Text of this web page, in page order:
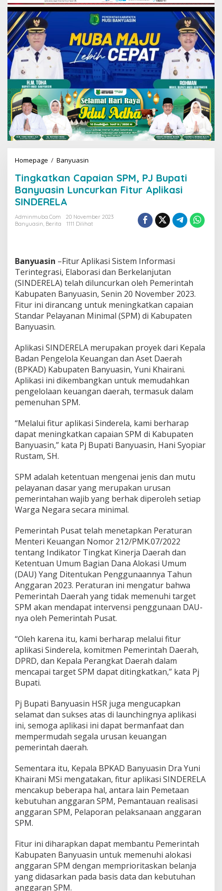
Homepage / Banyuasin
n
g
k
k
a
a
i
a
n
S
P
P
J
B
u
p
a
B
a
n
y
i
n
L
u
u
r
k
a
n
i
t
u
r
l
i
k
a
I
N
D
R
A
Tingkatkan Capaian SPM, PJ Bupati
Banyuasin Luncurkan Fitur Aplikasi
SINDERELA
Adminmuba.com
20 November 2023
Banyuasin Berita 1111 Dilihat
Banyuasin –Fitur Aplikasi Sistem Informasi
Terintegrasi, Elaborasi dan Berkelanjutan
(SINDERELA) telah diluncurkan oleh Pemerintah
Kabupaten Banyuasin, Senin 20 November 2023.
Fitur ini dirancang untuk meningkatkan capaian
Standar Pelayanan Minimal (SPM) di Kabupaten
Banyuasin.
Aplikasi SINDERELA merupakan proyek dari Kepala
Badan Pengelola Keuangan dan Aset Daerah
(BPKAD) Kabupaten Banyuasin, Yuni Khairani.
Aplikasi ini dikembangkan untuk memudahkan
pengelolaan keuangan daerah, termasuk dalam
pemenuhan SPM.
“Melalui fitur aplikasi Sinderela, kami berharap
dapat meningkatkan capaian SPM di Kabupaten
Banyuasin,” kata Pj Bupati Banyuasin, Hani Syopiar
Rustam, SH.
SPM adalah ketentuan mengenai jenis dan mutu
pelayanan dasar yang merupakan urusan
pemerintahan wajib yang berhak diperoleh setiap
Warga Negara secara minimal.
Pemerintah Pusat telah menetapkan Peraturan
Menteri Keuangan Nomor 212/PMK.07/2022
tentang Indikator Tingkat Kinerja Daerah dan
Ketentuan Umum Bagian Dana Alokasi Umum
(DAU) Yang Ditentukan Penggunaannya Tahun
Anggaran 2023. Peraturan ini mengatur bahwa
Pemerintah Daerah yang tidak memenuhi target
SPM akan mendapat intervensi penggunaan DAU-
nya oleh Pemerintah Pusat.
“Oleh karena itu, kami berharap melalui fitur
aplikasi Sinderela, komitmen Pemerintah Daerah,
DPRD, dan Kepala Perangkat Daerah dalam
mencapai target SPM dapat ditingkatkan,” kata Pj
Bupati.
Pj Bupati Banyuasin HSR juga mengucapkan
selamat dan sukses atas di launchingnya aplikasi
ini, semoga aplikasi ini dapat bermanfaat dan
mempermudah segala urusan keuangan
pemerintah daerah.
Sementara itu, Kepala BPKAD Banyuasin Dra Yuni
Khairani MSi mengatakan, fitur aplikasi SINDERELA
mencakup beberapa hal, antara lain Pemetaan
kebutuhan anggaran SPM, Pemantauan realisasi
anggaran SPM, Pelaporan pelaksanaan anggaran
SPM.
Fitur ini diharapkan dapat membantu Pemerintah
Kabupaten Banyuasin untuk memenuhi alokasi
anggaran SPM dengan memprioritaskan belanja
yang didasarkan pada basis data dan kebutuhan
anggaran SPM.